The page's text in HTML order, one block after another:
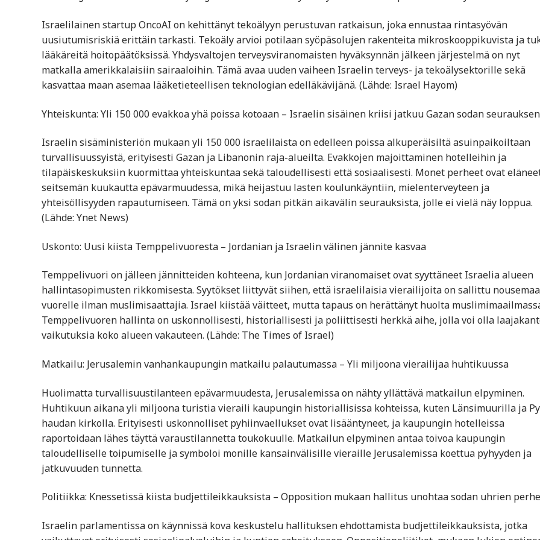
Israelilainen startup OncoAI on kehittänyt tekoälyyn perustuvan ratkaisun, joka ennustaa rintasyövän
uusiutumisriskiä erittäin tarkasti. Tekoäly arvioi potilaan syöpäsolujen rakenteita mikroskooppikuvista ja
lääkäreitä hoitopäätöksissä. Yhdysvaltojen terveysviranomaisten hyväksynnän jälkeen järjestelmä on nyt
matkalla amerikkalaisiin sairaaloihin. Tämä avaa uuden vaiheen Israelin terveys- ja tekoälysektorille sekä
kasvattaa maan asemaa lääketieteellisen teknologian edelläkävijänä. (Lähde: Israel Hayom)
Yhteiskunta: Yli 150 000 evakkoa yhä poissa kotoaan – Israelin sisäinen kriisi jatkuu Gazan sodan
Israelin sisäministeriön mukaan yli 150 000 israelilaista on edelleen poissa alkuperäisiltä asuinpaikoiltaan
turvallisuussyistä, erityisesti Gazan ja Libanonin raja-alueilta. Evakkojen majoittaminen hotelleihin ja
tilapäiskeskuksiin kuormittaa yhteiskuntaa sekä taloudellisesti että sosiaalisesti. Monet perheet ovat
seitsemän kuukautta epävarmuudessa, mikä heijastuu lasten koulunkäyntiin, mielenterveyteen ja
yhteisöllisyyden rapautumiseen. Tämä on yksi sodan pitkän aikavälin seurauksista, jolle ei vielä näy loppua.
(Lähde: Ynet News)
Uskonto: Uusi kiista Temppelivuoresta – Jordanian ja Israelin välinen jännite kasvaa
Temppelivuori on jälleen jännitteiden kohteena, kun Jordanian viranomaiset ovat syyttäneet Israelia alueen
hallintasopimusten rikkomisesta. Syytökset liittyvät siihen, että israelilaisia vierailijoita on sallittu
vuorelle ilman muslimisaattajia. Israel kiistää väitteet, mutta tapaus on herättänyt huolta
Temppelivuoren hallinta on uskonnollisesti, historiallisesti ja poliittisesti herkkä aihe, jolla voi olla
vaikutuksia koko alueen vakauteen. (Lähde: The Times of Israel)
Matkailu: Jerusalemin vanhankaupungin matkailu palautumassa – Yli miljoona vierailijaa huhtikuussa
Huolimatta turvallisuustilanteen epävarmuudesta, Jerusalemissa on nähty yllättävä matkailun elpyminen.
Huhtikuun aikana yli miljoona turistia vieraili kaupungin historiallisissa kohteissa, kuten Länsimuurilla ja
haudan kirkolla. Erityisesti uskonnolliset pyhiinvaellukset ovat lisääntyneet, ja kaupungin hotelleissa
raportoidaan lähes täyttä varaustilannetta toukokuulle. Matkailun elpyminen antaa toivoa kaupungin
taloudelliselle toipumiselle ja symboloi monille kansainvälisille vieraille Jerusalemissa koettua pyhyyden ja
jatkuvuuden tunnetta.
Politiikka: Knessetissä kiista budjettileikkauksista – Opposition mukaan hallitus unohtaa sodan uhrien
Israelin parlamentissa on käynnissä kova keskustelu hallituksen ehdottamista budjettileikkauksista, jotka